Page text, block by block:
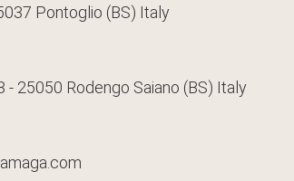
Pontoglio (BS) Italy
- 25050 Rodengo Saiano (BS) Italy